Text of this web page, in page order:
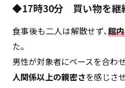
◆17時30分 買い物を継
食事後も二人は解散せず、館
た。
男性が対象者にペースを合わ
人関係以上の親密さを感じさ